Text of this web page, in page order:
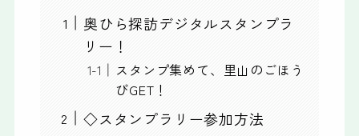
奥ひら探訪デジタルスタンプラ
リー！
スタンプ集めて、里山のごほう
びGET！
◇スタンプラリー参加方法